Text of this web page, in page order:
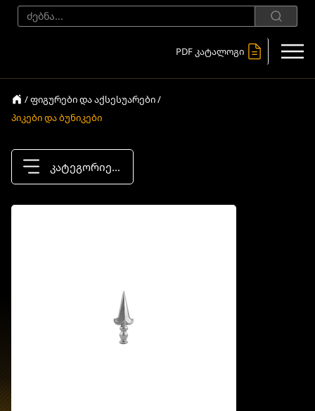
PDF კატალოგი
/ ფიგურები და აქსესუარები /
პიკები და ბუნიკები
კატეგორიები